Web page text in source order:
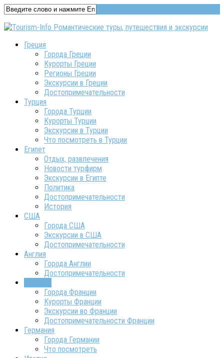
Греция
Города Греции
Курорты Греции
Регионы Греции
Экскурсии в Греции
Достопримечательности
Турция
Города Турции
Курорты Турции
Экскурсии в Турции
Что посмотреть в Турции
Египет
Отдых, развлечения
Новости турфирм
Экскурсии в Египте
Политика
Достопримечательности
История
США
Города США
Экскурсии в США
Достопримечательности
Англия
Города Англии
Достопримечательности
Города Франции
Курорты Франции
Экскурсии во Франции
Достопримечательности Франции
Германия
Города Германии
Что посмотреть